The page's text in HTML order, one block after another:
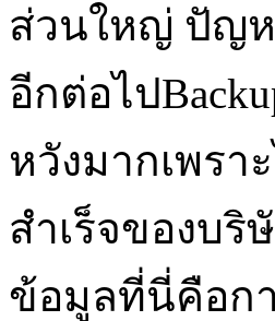
ส่วนใหญ่ ปัญ
อีกต่อไป
หวังมากเพร
สำเร็จของบ
ข้อมูลที่นี่คือก